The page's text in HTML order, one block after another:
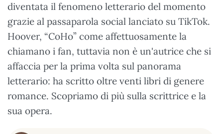
diventata il fenomeno letterario del momento
grazie al passaparola social lanciato su TikTok.
Hoover, “CoHo” come affettuosamente la
chiamano i fan, tuttavia non è un'autrice che si
affaccia per la prima volta sul panorama
letterario: ha scritto oltre venti libri di genere
romance. Scopriamo di più sulla scrittrice e la
sua opera.